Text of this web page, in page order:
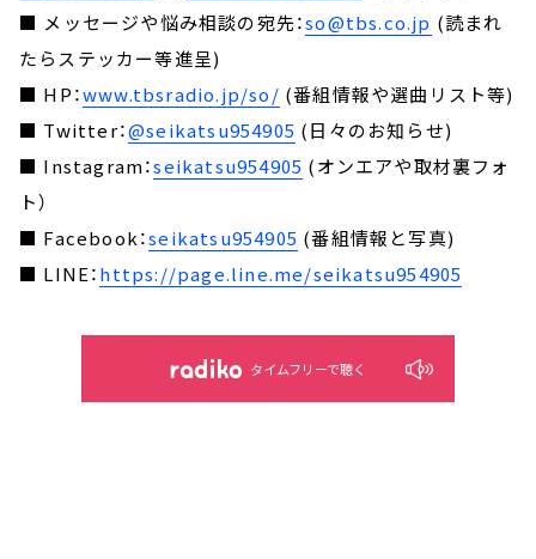
■ メッセージや悩み相談の宛先：so@tbs.co.jp (読まれ
たらステッカー等進呈)
■ HP：www.tbsradio.jp/so/ (番組情報や選曲リスト等)
■ Twitter：@seikatsu954905 (日々のお知らせ)
■ Instagram：seikatsu954905 (オンエアや取材裏フォ
ト）
■ Facebook：seikatsu954905 (番組情報と写真)
■ LINE：https://page.line.me/seikatsu954905
タイムフリーで聴く